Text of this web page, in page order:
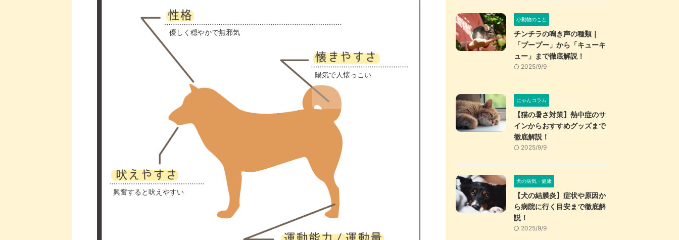
優しく穏やかで無邪気
陽気で人懐っこい
興奮すると吠えやすい
小動物のこと
チンチラの鳴き声の種類｜
「プープー」から「キューキ
ュー」まで徹底解説！
2025/9/9
にゃんコラム
【猫の暑さ対策】熱中症のサ
インからおすすめグッズまで
徹底解説！
2025/9/9
犬の病気・健康
【犬の結膜炎】症状や原因か
ら病院に行く目安まで徹底解
説！
2025/9/9